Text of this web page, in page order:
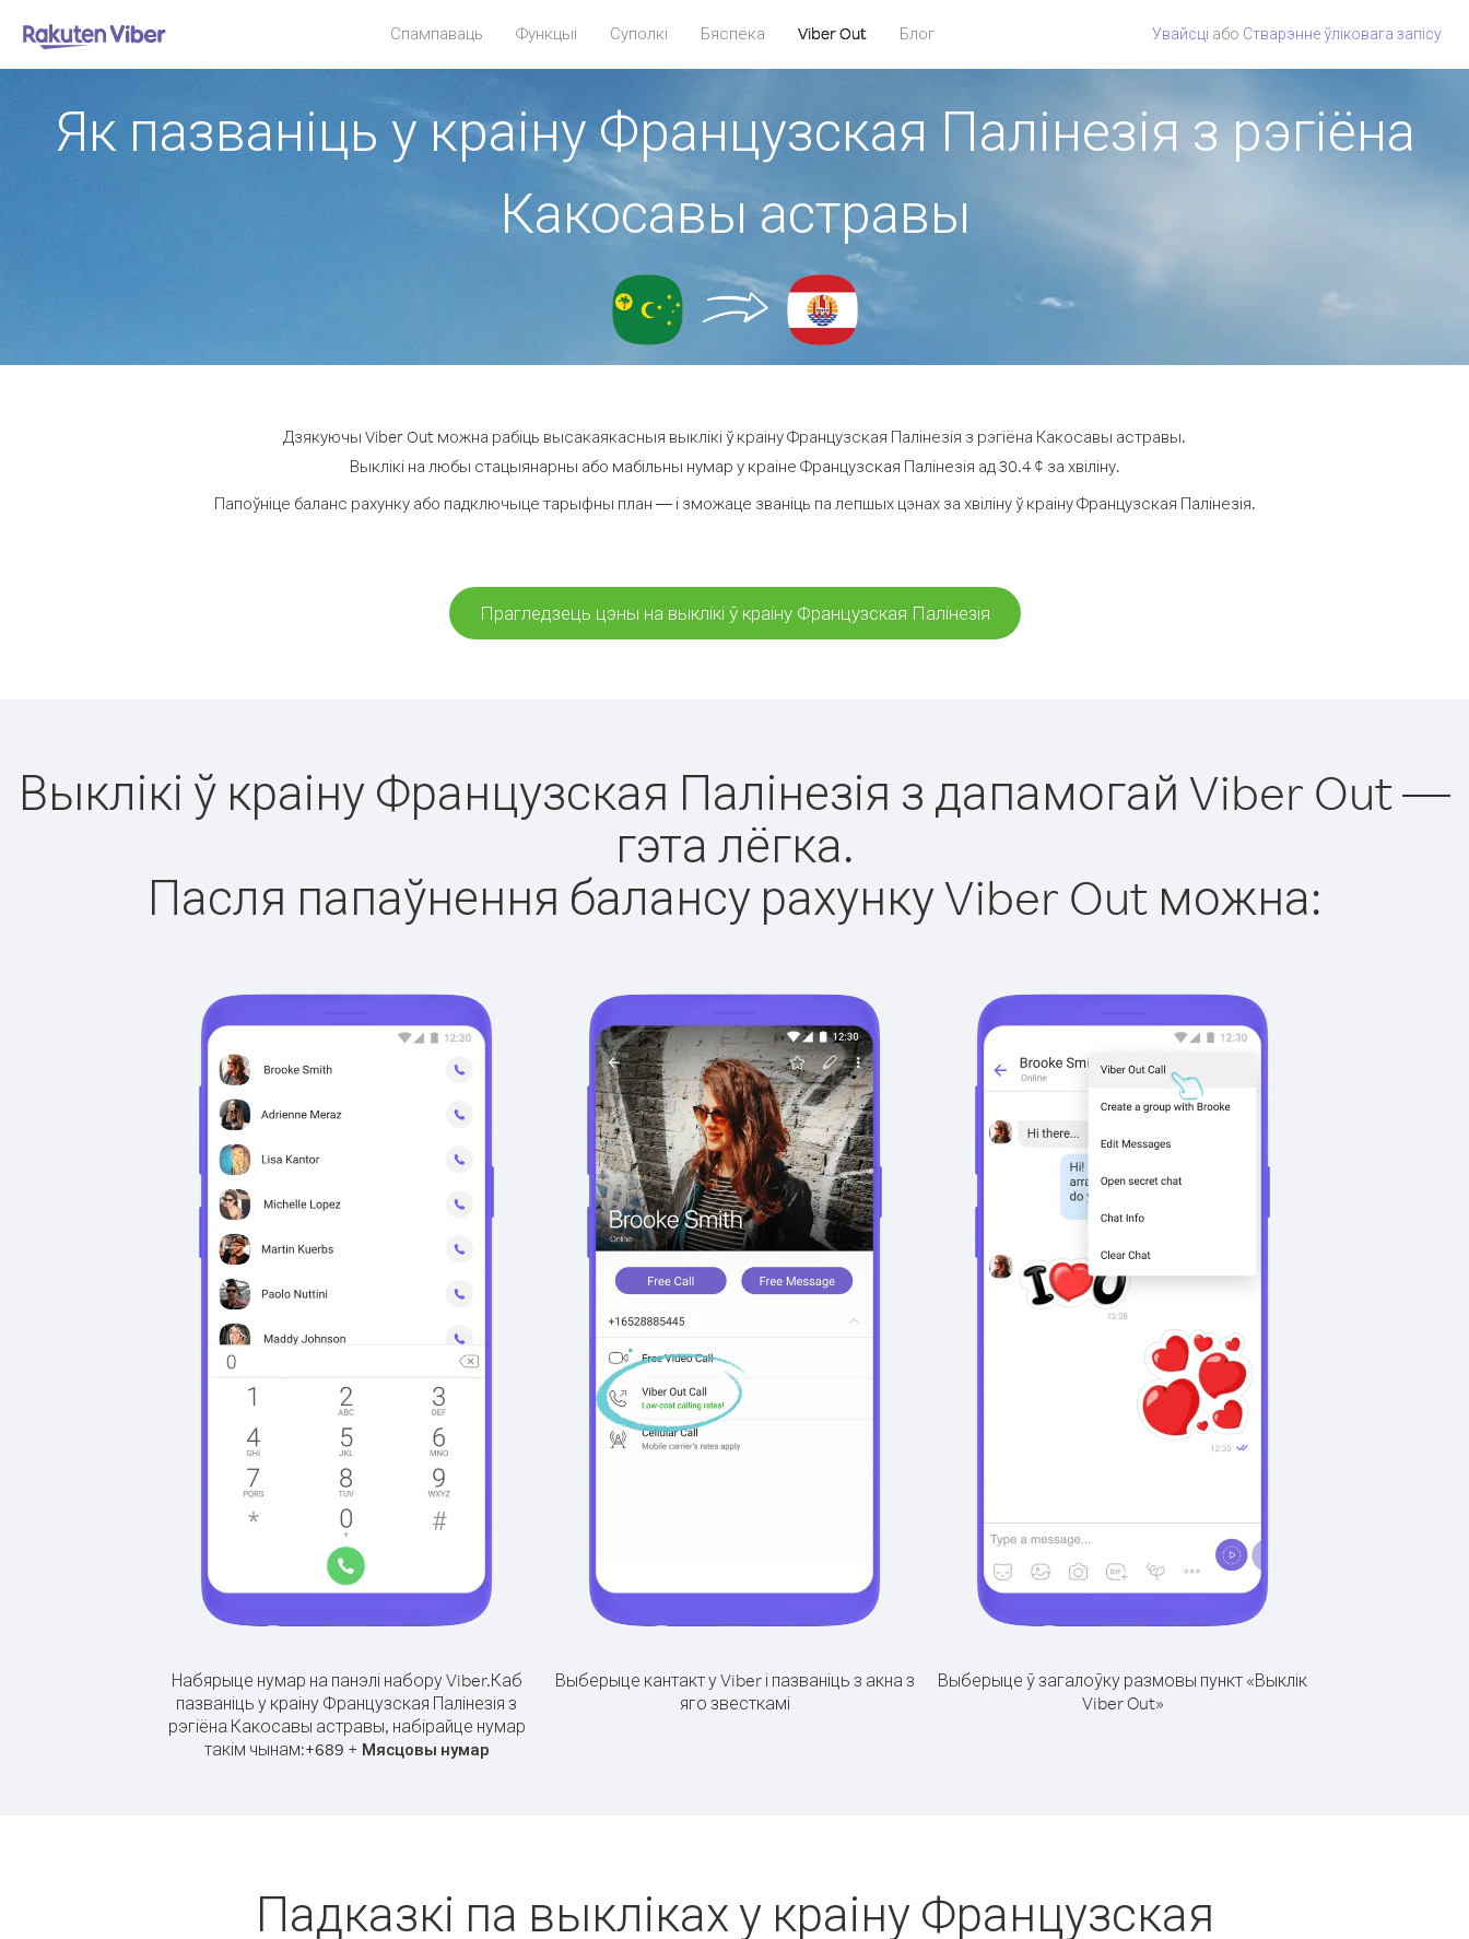
Спампаваць Функцыі Суполкі Бяспека Viber Out Блог Увайсці або Стварэнне ўліковага запісу
Як пазваніць у краіну Французская Палінезія з рэгіёна
Какосавы астравы
Дзякуючы Viber Out можна рабіць высакаякасныя выклікі ў краіну Французская Палінезія з рэгіёна Какосавы астравы.
Выклікі на любы стацыянарны або мабільны нумар у краіне Французская Палінезія ад 30.4 ¢ за хвіліну.
Папоўніце баланс рахунку або падключыце тарыфны план — і зможаце званіць па лепшых цэнах за хвіліну ў краіну Французская Палінезія.
Прагледзець цэны на выклікі ў краіну Французская Палінезія
Выклікі ў краіну Французская Палінезія з дапамогай Viber Out —
гэта лёгка.
Пасля папаўнення балансу рахунку Viber Out можна:
Набярыце нумар на панэлі набору Viber.Каб
пазваніць у краіну Французская Палінезія з
рэгіёна Какосавы астравы, набірайце нумар
такім чынам:+689 + Мясцовы нумар
Выберыце кантакт у Viber і пазваніць з акна з
яго звесткамі
Выберыце ў загалоўку размовы пункт «Выклік
Viber Out»
Падказкі па выкліках у краіну Французская